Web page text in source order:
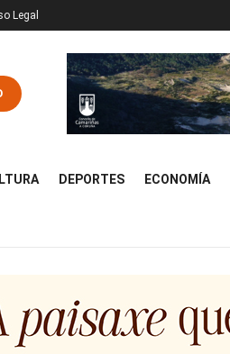
Legal
DEPORTES ECONOMÍA